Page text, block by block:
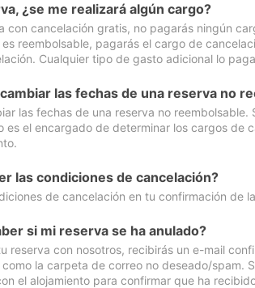
¿se me realizará algún cargo?
con cancelación gratis, no pagarás ningún
reembolsable, pagarás el cargo de
Cualquier tipo de gasto adicional lo
las fechas de una reserva no
las fechas de una reserva no
es el encargado de determinar los cargos de
las condiciones de cancelación?
de cancelación en tu confirmación de
si mi reserva se ha anulado?
reserva con nosotros, recibirás un e-mail
la carpeta de correo no deseado/spam.
el alojamiento para confirmar que ha